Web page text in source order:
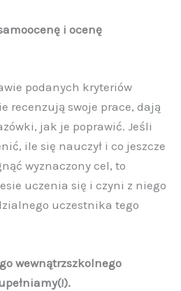
i ocenę
podanych kryteriów
recenzują swoje prace, dają
jak je poprawić. Jeśli
ile się nauczył i co jeszcze
wyznaczony cel, to
uczenia się i czyni z niego
uczestnika tego
wewnątrzszkolnego